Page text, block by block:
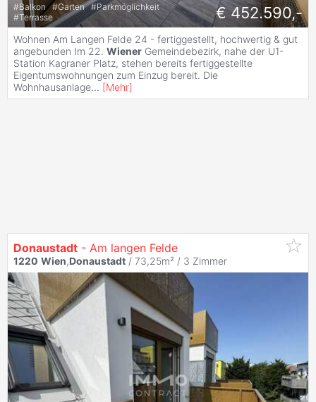
#Balkon #Garten #Parkmöglichkeit
#Terrasse € 452.590,-
Wohnen Am Langen Felde 24 - fertiggestellt, hochwertig & gut
angebunden Im 22. Wiener Gemeindebezirk, nahe der U1-
Station Kagraner Platz, stehen bereits fertiggestellte
Eigentumswohnungen zum Einzug bereit. Die
Wohnhausanlage... [Mehr]
Donaustadt - Am langen Felde
1220 Wien,Donaustadt / 73,25m² / 3 Zimmer